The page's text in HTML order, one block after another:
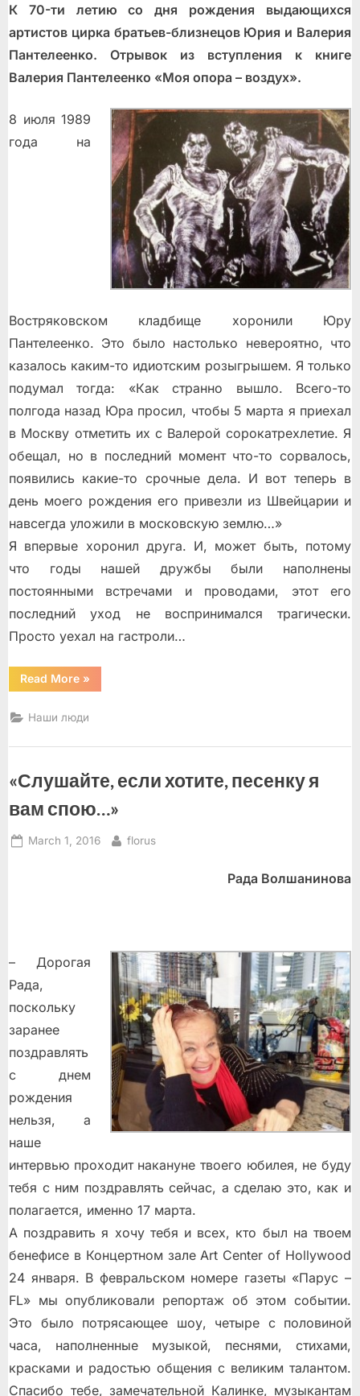
К 70-ти летию со дня рождения выдающихся
артистов цирка братьев-близнецов Юрия и Валерия
Пантелеенко. Отрывок из вступления к книге
Валерия Пантелеенко «Моя опора – воздух».
8 июля 1989
года на
Востряковском кладбище хоронили Юру
Пантелеенко. Это было настолько невероятно, что
казалось каким-то идиотским розыгрышем. Я только
подумал тогда: «Как странно вышло. Всего-то
полгода назад Юра просил, чтобы 5 марта я приехал
в Москву отметить их с Валерой сорокатрехлетие. Я
обещал, но в последний момент что-то сорвалось,
появились какие-то срочные дела. И вот теперь в
день моего рождения его привезли из Швейцарии и
навсегда уложили в московскую землю…»
Я впервые хоронил друга. И, может быть, потому
что годы нашей дружбы были наполнены
постоянными встречами и проводами, этот его
последний уход не воспринимался трагически.
Просто уехал на гастроли…
Read More“Последний
полет”
»
Наши люди
«Слушайте, если хотите, песенку я
вам спою…»
Posted
March 1, 2016 By
florus
Рада Волшанинова
– Дорогая
Рада,
поскольку
заранее
поздравлять
с днем
рождения
нельзя, а
наше
интервью проходит накануне твоего юбилея, не буду
тебя с ним поздравлять сейчас, а сделаю это, как и
полагается, именно 17 марта.
А поздравить я хочу тебя и всех, кто был на твоем
бенефисе в Концертном зале Art Center of Hollywood
24 января. В февральском номере газеты «Парус –
FL» мы опубликовали репортаж об этом событии.
Это было потрясающее шоу, четыре с половиной
часа, наполненные музыкой, песнями, стихами,
красками и радостью общения с великим талантом.
Спасибо тебе, замечательной Калинке, музыкантам